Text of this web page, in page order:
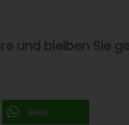
und bleiben Sie
teilen